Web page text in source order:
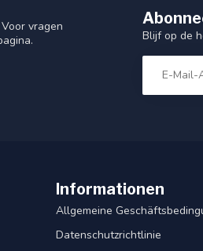
vragen
Blijf op de
Informationen
Allgemeine
Datenschutzrichtlinie